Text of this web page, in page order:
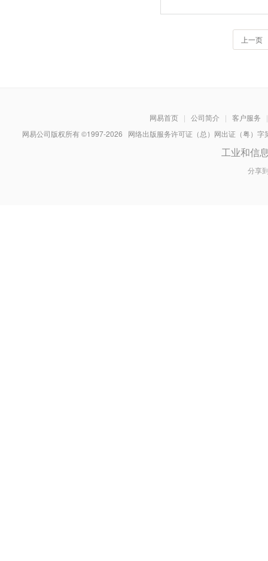
上一页
网易首页 | 公司简介 | 客户服务
|
网易公司版权所有 ©1997-2026 网络出版服务许可证（总）网出证（粤）
工业和信
分享